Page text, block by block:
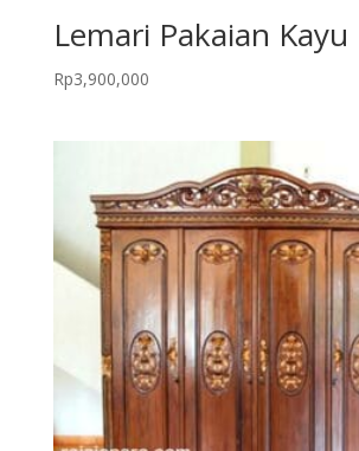
Lemari Pakaian Kayu
Rp3,900,000